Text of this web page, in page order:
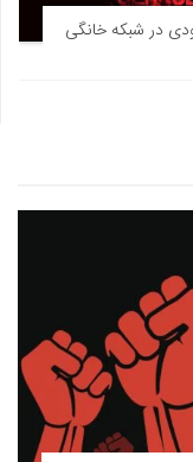
در شبکه خانگی